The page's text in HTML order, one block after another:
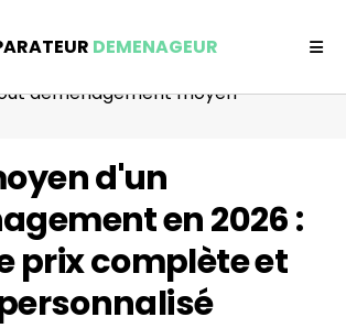
DEMENAGEUR
déménageur
demenagement moyen
d'un
en 2026 :
prix complète et